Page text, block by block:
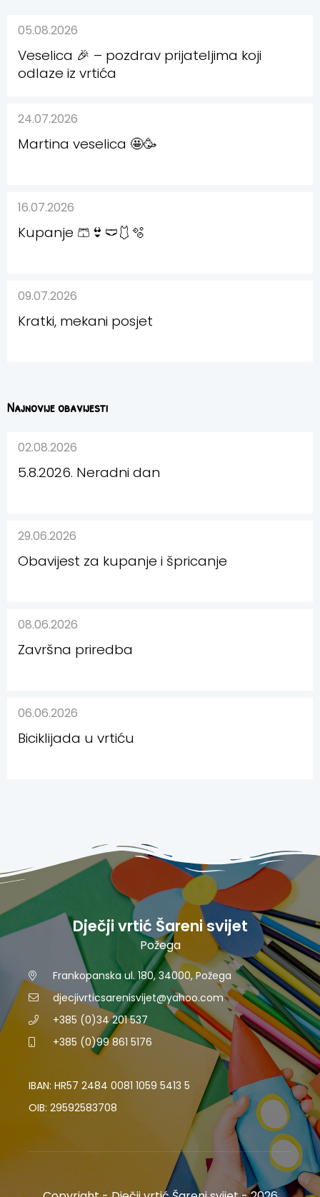
05.08.2026
Veselica 🎉 – pozdrav prijateljima koji
odlaze iz vrtića
24.07.2026
Martina veselica 🤩🥳
16.07.2026
Kupanje 🩳👙🩲🩱🫧
09.07.2026
Kratki, mekani posjet
Najnovije obavijesti
02.08.2026
5.8.2026. Neradni dan
29.06.2026
Obavijest za kupanje i špricanje
08.06.2026
Završna priredba
06.06.2026
Biciklijada u vrtiću
Dječji vrtić Šareni svijet
Požega
Frankopanska ul. 180, 34000, Požega
djecjivrticsarenisvijet@yahoo.com
+385 (0)34 201 537
+385 (0)99 861 5176
IBAN: HR57 2484 0081 1059 5413 5
OIB: 29592583708